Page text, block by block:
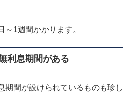
～1週間かかります。
利息期間がある
期間が設けられているものも珍し